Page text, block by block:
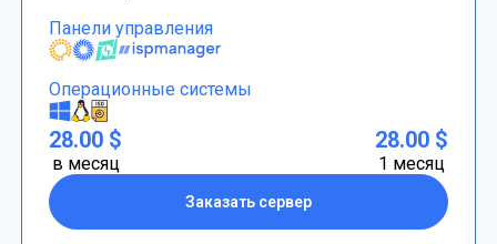
Панели управления
Операционные системы
28.00 $
в месяц
Заказать сервер
28.00 $
1 месяц